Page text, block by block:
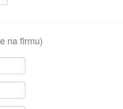
na firmu)